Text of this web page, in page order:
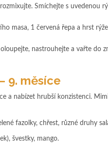
Smíchejte s uvedenou
masa, 1 červená řepa a hrst
nastrouhejte a vařte do
9. měsíce
a nabízet hrubší konzistenci.
fazolky, chřest, různé druhy
švestky, mango.